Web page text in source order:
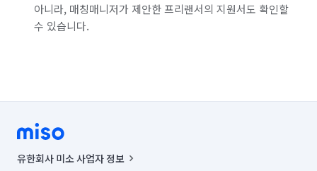
아니라, 매칭매니저가 제안한 프리랜서의 지원서도 확인할
수 있습니다.
유한회사 미소 사업자 정보